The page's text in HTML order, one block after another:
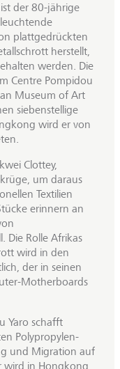
der 80-jährige
plattgedrückten
herstellt,
werden. Die
Centre Pompidou
Museum of Art
siebenstellige
wird er von
Clottey,
um daraus
Textilien
erinnern an
Die Rolle Afrikas
wird in den
der in seinen
Motherboards
Yaro schafft
Polypropylen-
und Migration auf
wird in Hongkong